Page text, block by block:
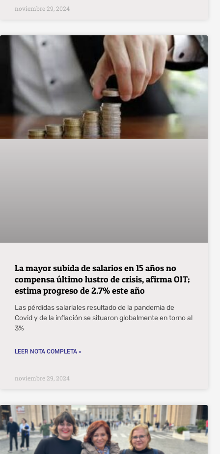
noviembre 29, 2024
La mayor subida de salarios en 15 años no
compensa último lustro de crisis, afirma OIT;
estima progreso de 2.7% este año
Las pérdidas salariales resultado de la pandemia de
Covid y de la inflación se situaron globalmente en torno al
3%
LEER NOTA COMPLETA »
noviembre 29, 2024